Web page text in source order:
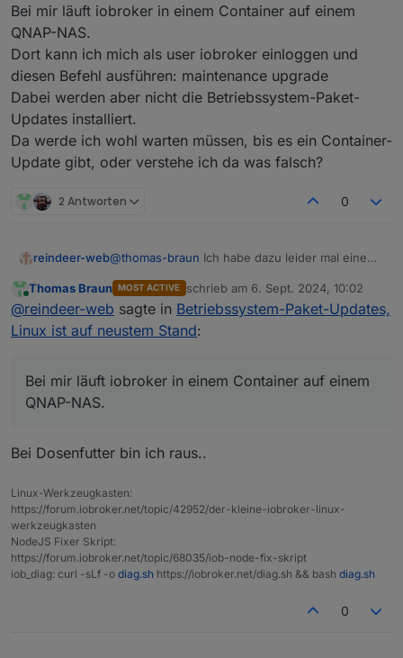
eine Ebene tiefer anliegt.
die Updateprüfung des Betriebssystems
an das einstellbare Zeitintervall der
Updateprüfung der Adapter koppeln.
Ist ein Ding des OS, der admin zeigt nur an was
eine Ebene tiefer anliegt.
Hier habe ich ja nun gelernt, dass bei
meiner Installation eine Warteschleife
existiert ud ich auch nicht mit gesonderten
Updates installieren kann. Also setht
Sonderlocke von Schnubbibuntu. Bei dem
Bei mir läuft iobroker in einem Container auf einem
QNAP-NAS.
Dort kann ich mich als user iobroker einloggen und
diesen Befehl ausführen: maintenance upgrade
Dabei werden aber nicht die Betriebssystem-Paket-
Updates installiert.
Da werde ich wohl warten müssen, bis es ein Container-
Update gibt, oder verstehe ich da was falsch?
2 Antworten 0
reindeer-web@thomas-braun Ich habe dazu leider mal eine
Bei mir läuft iobroker in einem Container auf
einem QNAP-NAS.
Dort kann ich mich als user iobroker einloggen
Dabei werden aber nicht die Betriebssystem-
falsch?
Online
Thomas Braun MOST ACTIVE schrieb am 6. Sept. 2024, 10:02
zuletzt editiert von
@reindeer-web sagte in Betriebssystem-Paket-Updates,
Linux ist auf neustem Stand:
Bei mir läuft iobroker in einem Container auf einem
QNAP-NAS.
Bei Dosenfutter bin ich raus..
Linux-Werkzeugkasten:
https://forum.iobroker.net/topic/42952/der-kleine-iobroker-linux-
werkzeugkasten
NodeJS Fixer Skript:
https://forum.iobroker.net/topic/68035/iob-node-fix-skript
iob_diag: curl -sLf -o diag.sh https://iobroker.net/diag.sh && bash diag.sh
0